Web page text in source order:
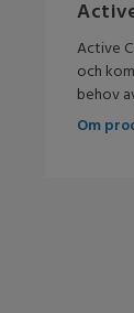
Active
och
behov
Om